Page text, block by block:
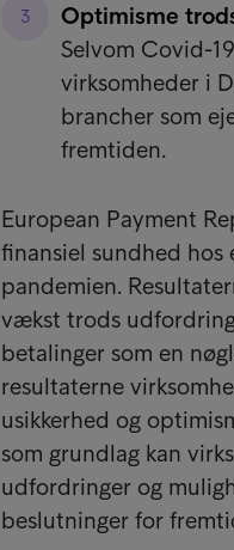
Optimisme
Selvom Covid-
virksomheder i
brancher som
fremtiden.
European Payment
finansiel sundhed
pandemien.
vækst trods
betalinger som en
resultaterne
usikkerhed og
som grundlag kan
udfordringer og
beslutninger for